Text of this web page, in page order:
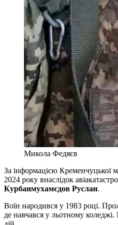
Микола Федяєв
За інформацією Кременчуцької
2024 року внаслідок
Курбанмухамєдов Руслан.
Воїн народився у 1983 році.
де навчався у льотному